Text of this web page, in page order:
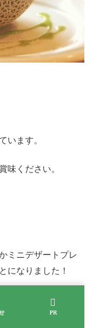
います。
味ください。
ミニデザートプレ
になりました！

PR